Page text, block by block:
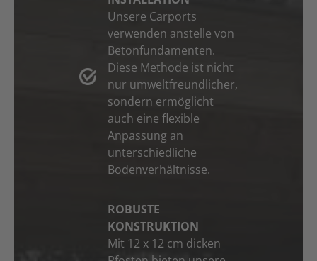
Unsere Carports
verwenden anstelle von
Betonfundamenten.
Diese Methode ist nicht
nur umweltfreundlicher,
sondern ermöglicht
auch eine flexible
Anpassung an
unterschiedliche
Bodenverhältnisse.
ROBUSTE
KONSTRUKTION
Mit 12 x 12 cm dicken